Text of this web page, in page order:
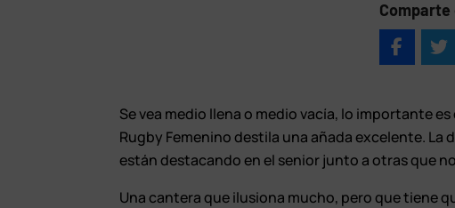
Se vea medio llena o medio vacía, lo importante
Rugby Femenino destila una añada excelente. La
están destacando en el senior junto a otras que
Una cantera que ilusiona mucho, pero que tiene